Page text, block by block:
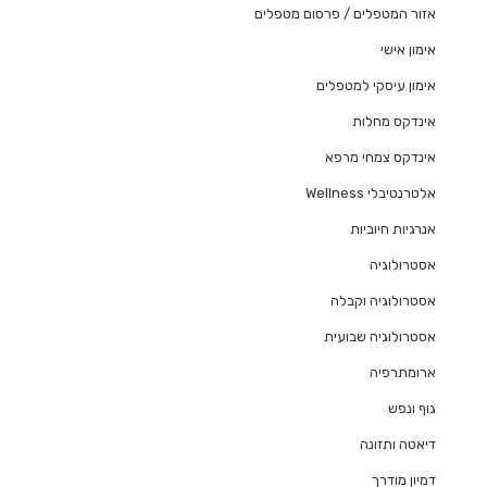
אזור המטפלים / פרסום מטפלים
אימון אישי
אימון עיסקי למטפלים
אינדקס מחלות
אינדקס צמחי מרפא
אלטרנטיבלי Wellness
אנרגיות חיוביות
אסטרולוגיה
אסטרולוגיה וקבלה
אסטרולוגיה שבועית
ארומתרפיה
גוף ונפש
דיאטה ותזונה
דמיון מודרך